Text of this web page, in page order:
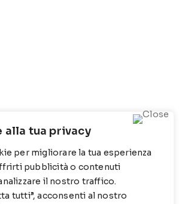
alla tua privacy
per migliorare la tua esperienza
pubblicità o contenuti
il nostro traffico.
tutti”, acconsenti al nostro
1316 - 70044 Polignano a